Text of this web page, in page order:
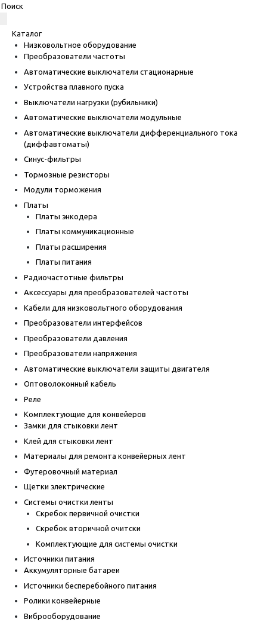
Каталог
Низковольтное оборудование
Преобразователи частоты
Автоматические выключатели стационарные
Устройства плавного пуска
Выключатели нагрузки (рубильники)
Автоматические выключатели модульные
Автоматические выключатели дифференциального тока
(диффавтоматы)
Синус-фильтры
Тормозные резисторы
Модули торможения
Платы
Платы энкодера
Платы коммуникационные
Платы расширения
Платы питания
Радиочастотные фильтры
Аксессуары для преобразователей частоты
Кабели для низковольтного оборудования
Преобразователи интерфейсов
Преобразователи давления
Преобразователи напряжения
Автоматические выключатели защиты двигателя
Оптоволоконный кабель
Реле
Комплектующие для конвейеров
Замки для стыковки лент
Клей для стыковки лент
Материалы для ремонта конвейерных лент
Футеровочный материал
Щетки электрические
Системы очистки ленты
Скребок первичной очистки
Скребок вторичной очитски
Комплектующие для системы очистки
Источники питания
Аккумуляторные батареи
Источники бесперебойного питания
Ролики конвейерные
Виброоборудование